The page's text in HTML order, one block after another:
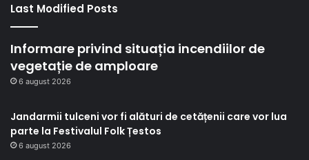
Last Modified Posts
Informare privind situația incendiilor de
vegetație de amploare
6 august 2026
Jandarmii tulceni vor fi alături de cetățenii care vor lua
parte la Festivalul Folk Țestos
6 august 2026